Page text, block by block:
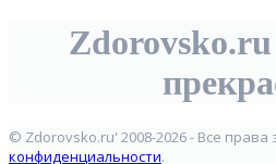
© Zdorovsko.ru' 2008-2026 - Все
конфиденциальности.